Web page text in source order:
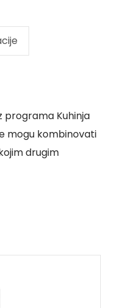
programa Kuhinja
mogu kombinovati
drugim